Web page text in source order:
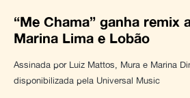
“Me Chama” ganha remix
Marina Lima e Lobão
Assinada por Luiz Mattos, Mura e Marina
disponibilizada pela Universal Music